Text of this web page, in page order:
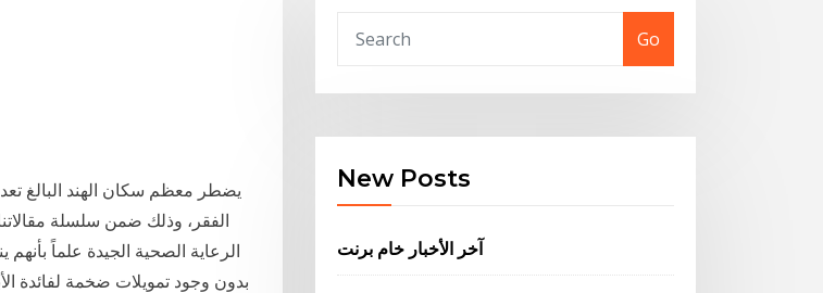
الرعاية الصحية الجيدة علماً
Go
New Posts
آخر الأخبار خام برنت